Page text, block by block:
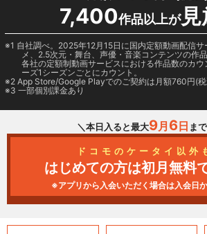
7,400作品以上が見
1 自社調べ。2025年12月15日に国内定額動画配信
メ、2.5次元・舞台、声優・音楽コンテンツの作
各社の定額制動画サービスにおける作品数のカウ
ーズ1シーズンごとにカウント。
2 App Store/Google Playでのご契約は月額760円(
3 一部個別課金あり
＼本日入ると最大9月 6日 ま
ドコモのケータイ以外
はじめての方は初月無料
※アプリから入会いただく場合は入会日